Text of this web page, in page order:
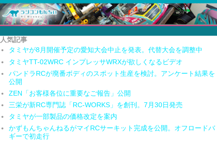
人気記事
タミヤが8月開催予定の愛知大会中止を発表。代替大会を調整中
タミヤTT-02WRC インプレッサWRXが欲しくなるビデオ
パンドラRCが廃番ボディのスポット生産を検討。アンケート結果を
公開
ZEN「お客様各位に重要なご報告」公開
三栄が新RC専門誌「RC-WORKS」を創刊。7月30日発売
タミヤが一部製品の価格改定を案内
かずもんちゃんねるがマイRCサーキット完成を公開。オフロードバ
ギーで初走行